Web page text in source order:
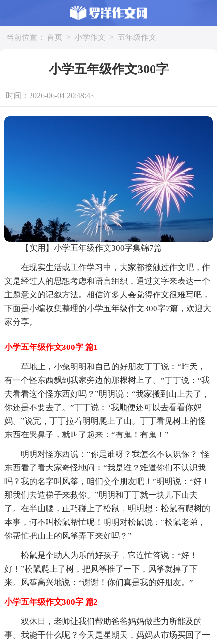
当前位置： 首页 > 小学作文 > 五年级作文
小学五年级作文300字
时间：2026-06-04 20:48:43
【实用】小学五年级作文300字集锦7篇
在现实生活或工作学习中，大家都接触过作文吧，作
文是经过人的思想考虑和语言组织，通过文字来表达一个
主题意义的记叙方法。相信许多人会觉得作文很难写吧，
下面是小编收集整理的小学五年级作文300字7篇，欢迎大
家分享。
小学五年级作文300字 篇1
草地上，小兔明明和自己的好朋友丁丁说：“昨天，
有一个怪东西飘到我家旁边的那棵树上了。”丁丁说：“我
去看看这个怪东西好吗？”明明说：“我家搬到山上去了，
你还是不要去了。”丁丁说：“我顺便还可以去看看你妈
妈。”说完，丁丁拉着明明爬上了山。丁丁看见树上的怪
东西在哭鼻子，就叫了起来：“有鬼！有鬼！”
明明对怪东西说：“你是谁呀？我怎么不认识你？”怪
东西看了看大家奇怪地问：“我是谁？难道你们不认识我
吗？我的名字叫风筝，咱们交个朋友吧！”明明说：“好！
那我们去造梯子来救你。”明明和丁丁就一块儿下山去
了。在半山腰，正巧碰上了松鼠，明明想：松鼠有爬树的
本事，何不叫松鼠帮忙呢！明明对松鼠说：“松鼠老弟，
你帮忙把山上的风筝弄下来好吗？”
松鼠是个助人为乐的好孩子，它连忙答说：“好！
好！”松鼠爬上了树，把风筝推了一下，风筝就掉了下
来。风筝高兴地说：“谢谢！你们真是我的好朋友。”
小学五年级作文300字 篇2
双休日，老师让我们帮助爸爸妈妈做些力所能及的
事。我能干什么呢？今天是星期天，妈妈从市场买回了一